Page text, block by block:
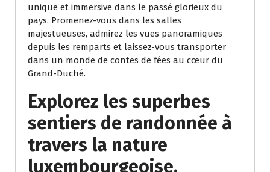
unique et immersive dans le passé glorieux du
pays. Promenez-vous dans les salles
majestueuses, admirez les vues panoramiques
depuis les remparts et laissez-vous transporter
dans un monde de contes de fées au cœur du
Grand-Duché.
Explorez les superbes
sentiers de randonnée à
travers la nature
luxembourgeoise.